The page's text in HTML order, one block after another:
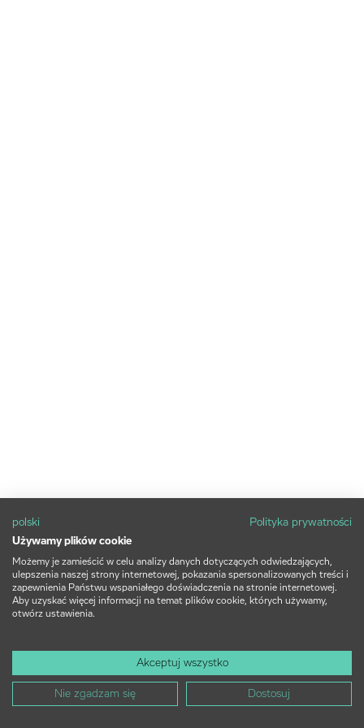
polski
Polityka prywatności
Używamy plików cookie
Możemy je zamieścić w celu analizy danych dotyczących odwiedzających,
ulepszenia naszej strony internetowej, pokazania spersonalizowanych treści i
zapewnienia Państwu wspaniałego doświadczenia na stronie internetowej.
Aby uzyskać więcej informacji na temat plików cookie, których używamy,
otwórz ustawienia.
Akceptuj wszystko
Nie zgadzam się Dostosuj